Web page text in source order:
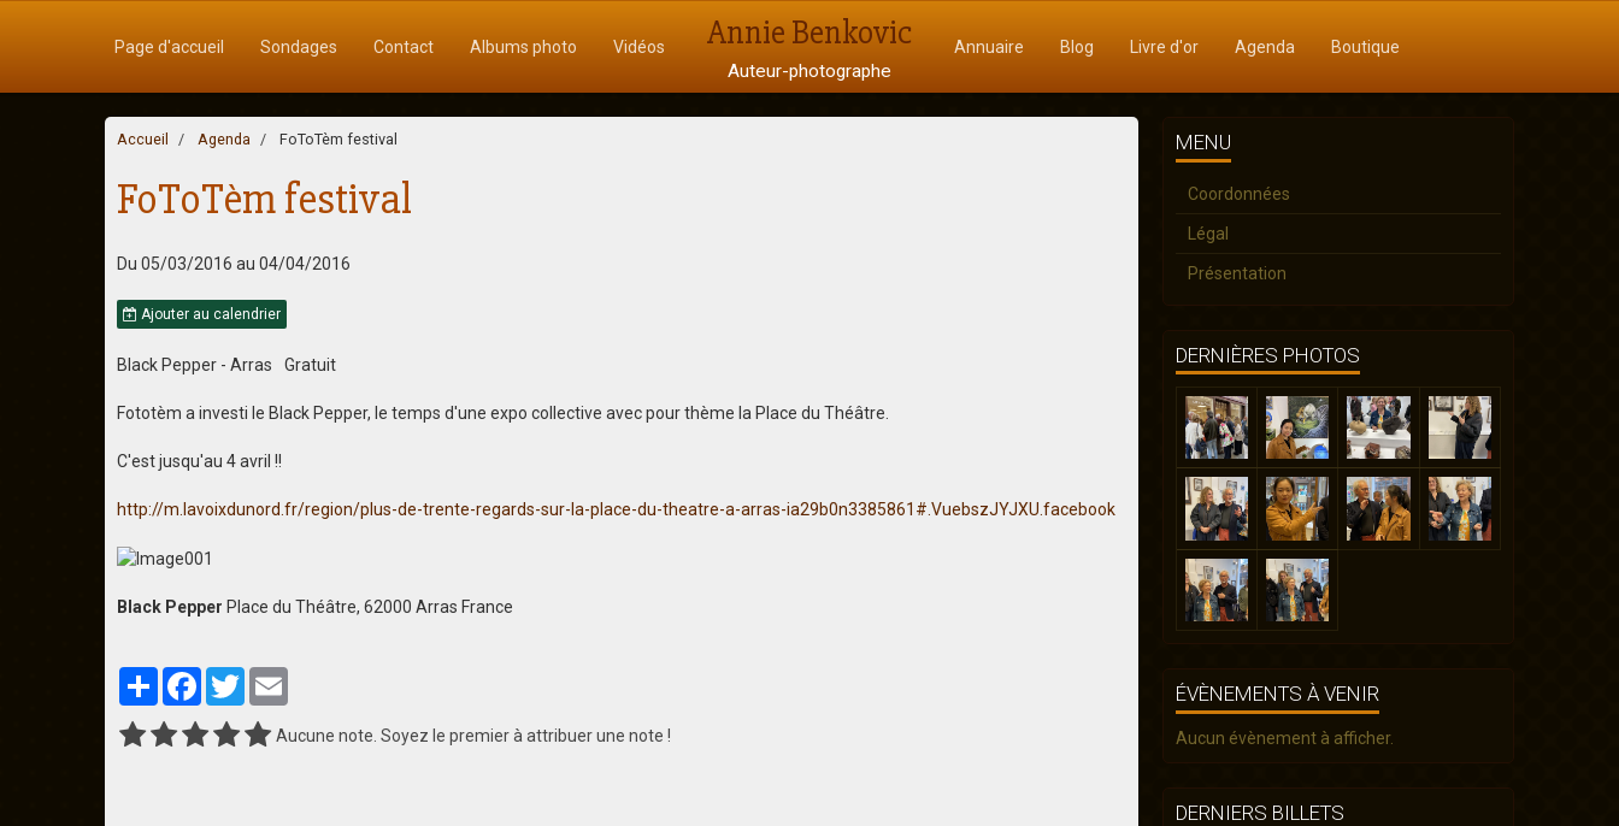
Page d'accueil Sondages Contact Albums photo Vidéos Annie Benkovic
Auteur-photographe
Annuaire Blog Livre d'or Agenda Boutique
Accueil Agenda FoToTèm festival
FoToTèm festival
Du 05/03/2016 au 04/04/2016
Ajouter au calendrier
Black Pepper - Arras Gratuit
Fototèm a investi le Black Pepper, le temps d'une expo collective avec pour thème la Place du Théâtre.
C'est jusqu'au 4 avril !!
http://m.lavoixdunord.fr/region/plus-de-trente-regards-sur-la-place-du-theatre-a-arras-ia29b0n3385861#.VuebszJYJXU.facebook
Black Pepper Place du Théâtre, 62000 Arras France
PartagerFacebook
Twitter
Aucune note. Soyez le premier à attribuer une note !
MENU
Coordonnées
Légal
Présentation
DERNIÈRES PHOTOS
ÉVÈNEMENTS À VENIR
Aucun évènement à afficher.
DERNIERS BILLETS